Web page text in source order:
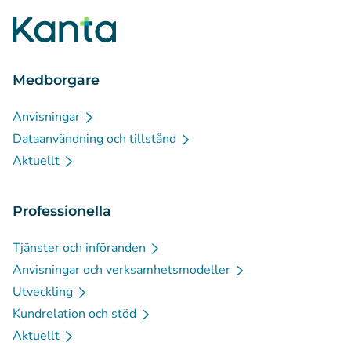
Medborgare
Anvisningar
Dataanvändning och tillstånd
Aktuellt
Professionella
Tjänster och införanden
Anvisningar och verksamhetsmodeller
Utveckling
Kundrelation och stöd
Aktuellt